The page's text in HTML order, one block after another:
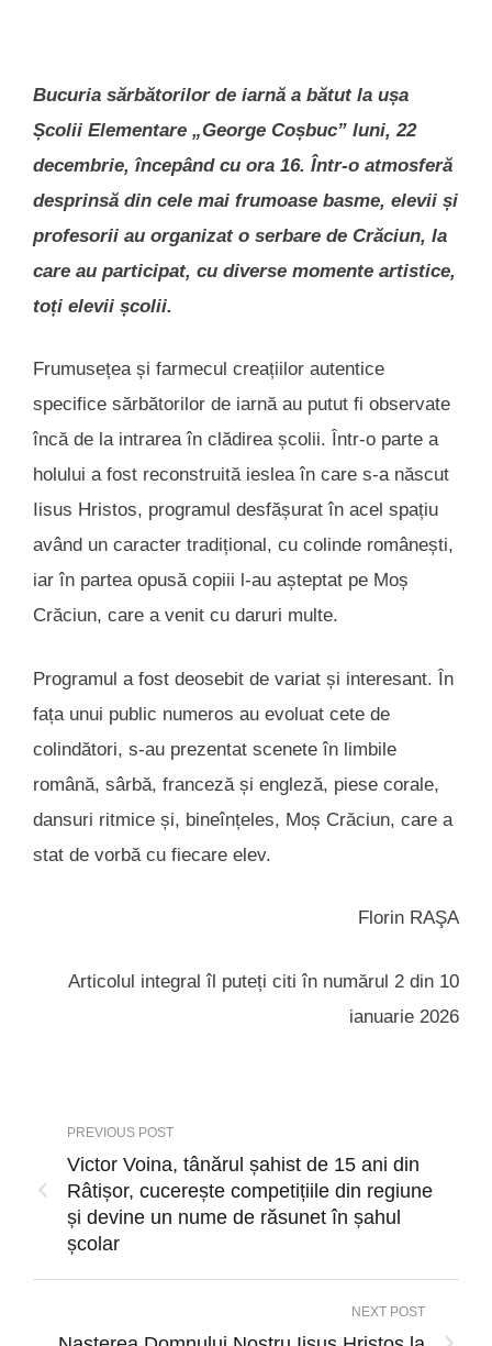
Bucuria sărbătorilor de iarnă a bătut la ușa
Școlii Elementare „George Coșbuc” luni, 22
decembrie, începând cu ora 16. Într-o atmosferă
desprinsă din cele mai frumoase basme, elevii și
profesorii au organizat o serbare de Crăciun, la
care au participat, cu diverse momente artistice,
toți elevii școlii.
Frumusețea și farmecul creațiilor autentice
specifice sărbătorilor de iarnă au putut fi observate
încă de la intrarea în clădirea școlii. Într-o parte a
holului a fost reconstruită ieslea în care s-a născut
Iisus Hristos, programul desfășurat în acel spațiu
având un caracter tradițional, cu colinde românești,
iar în partea opusă copiii l-au așteptat pe Moș
Crăciun, care a venit cu daruri multe.
Programul a fost deosebit de variat și interesant. În
fața unui public numeros au evoluat cete de
colindători, s-au prezentat scenete în limbile
română, sârbă, franceză și engleză, piese corale,
dansuri ritmice și, bineînțeles, Moș Crăciun, care a
stat de vorbă cu fiecare elev.
Florin RAŞA
Articolul integral îl puteți citi în numărul 2 din 10
ianuarie 2026
PREVIOUS POST
Victor Voina, tânărul șahist de 15 ani din
Râtișor, cucerește competițiile din regiune
și devine un nume de răsunet în șahul
școlar
NEXT POST